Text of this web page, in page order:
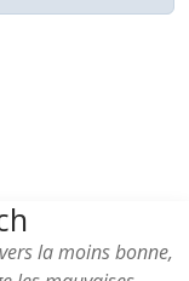
la moins bonne,